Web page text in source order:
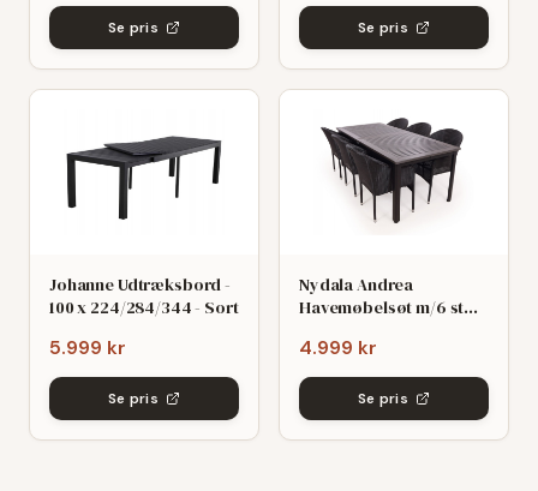
Se pris Se pris
Johanne Udtræksbord -
100 x 224/284/344 - Sort
5.999 kr
Se pris
Nydala Andrea
Havemøbelsøt m/6 stole
grø/Sort
4.999 kr
Se pris